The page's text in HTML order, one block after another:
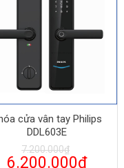
cửa vân tay Philips
DDL603E
7.200.000₫
6.200.000₫